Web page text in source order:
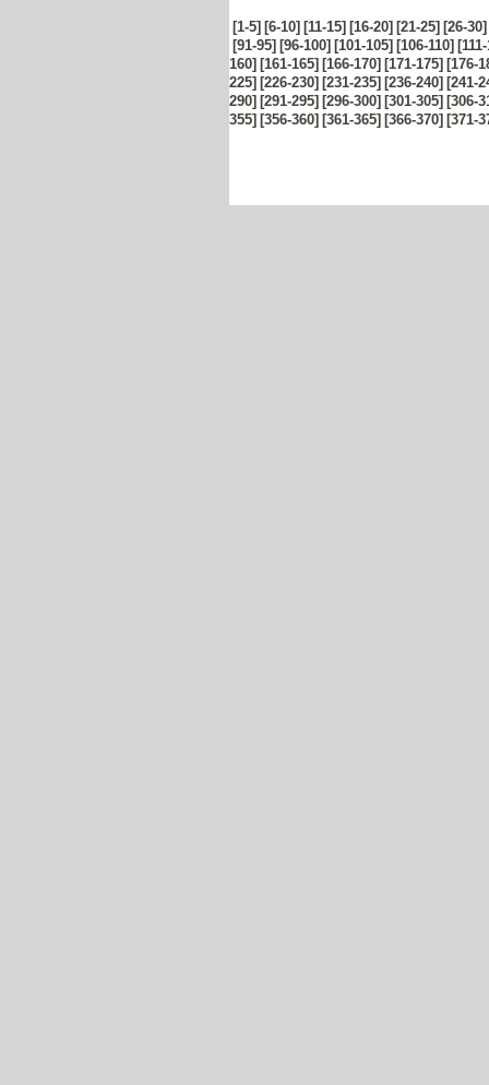
[1-5] [6-10] [11-15] [16-20] [21-25] [26-30]
[91-95] [96-100] [101-105] [106-110]
160] [161-165] [166-170] [171-175] [176-
225] [226-230] [231-235] [236-240] [241-
290] [291-295] [296-300] [301-305] [306-
355] [356-360] [361-365] [366-370] [371-